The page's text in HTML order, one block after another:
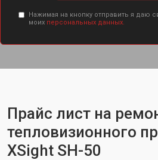
Нажимая на кнопку отправить я даю
моих персональных данных.
Прайс лист на
тепловизионного
XSight SH-50